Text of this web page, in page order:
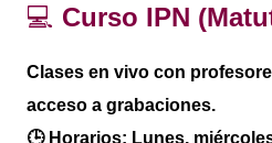
💻 Curso IPN
Clases en vivo con
acceso a grabaciones.
🕒 Horarios: Lunes,